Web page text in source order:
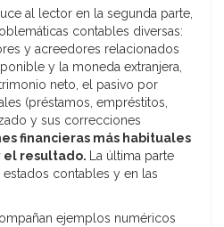
al lector en la segunda parte,
contables diversas:
y acreedores relacionados
y la moneda extranjera,
neto, el pasivo por
(préstamos, empréstitos,
y sus correcciones
financieras más habituales
el resultado. La última parte
contables y en las
ejemplos numéricos